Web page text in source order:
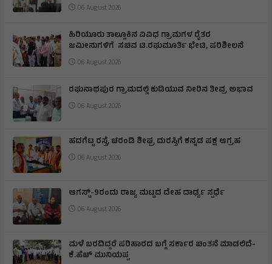
06 August 2026
ಹಿರಿಯೂರು ತಾಲ್ಲೂಕಿನ ವಿವಿಧ ಗ್ರಾಮಗಳ ರೈತರ
ಜಮೀನುಗಳಿಗೆ ಸಚಿವ ಟಿ.ರಘುಮೂರ್ತಿ ಭೇಟಿ, ಪರಿಶೀಲನೆ
06 August 2026
ರಘುನಾಥಪುರ ಗ್ರಾಮದಲ್ಲಿ ಕುಡಿಯುವ ನೀರಿನ ತೀವ್ರ ಅಭಾವ
06 August 2026
ಹದಗೆಟ್ಟ ರಸ್ತೆ, ಚರಂಡಿ ಶೀಘ್ರ ದುರಸ್ತಿಗೆ ಕನ್ನಡ ಪಕ್ಷ ಆಗ್ರಹ
06 August 2026
ಆಗಸ್ಟ್-9ರಂದು ರಾಜ್ಯ ಮಟ್ಟದ ದೇಹ ದಾರ್ಢ್ಯ ಸ್ಪರ್ಧೆ
06 August 2026
ಮಳೆ ಬರದಿದ್ದರೆ ಪರಿಹಾರದ ಬಗ್ಗೆ ಸರ್ಕಾರ ಚಿಂತನೆ ಮಾಡಲಿದೆ-
ಕೆ.ಹೆಚ್ ಮುನಿಯಪ್ಪ